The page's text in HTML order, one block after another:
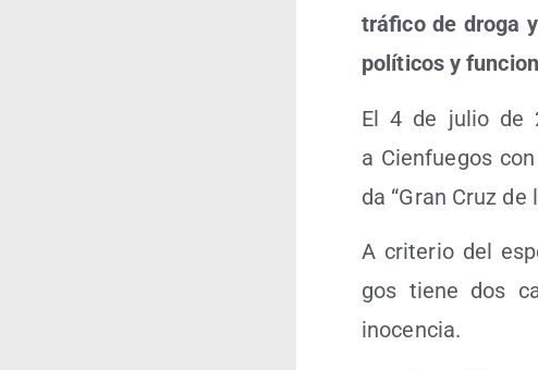
trá­fi­co de dro­ga
polí­ti­cos y
El 4 de julio de
a Cien­fue­gos
da “Gran Cruz de
A cri­te­rio del
gos tie­ne dos
inocencia.